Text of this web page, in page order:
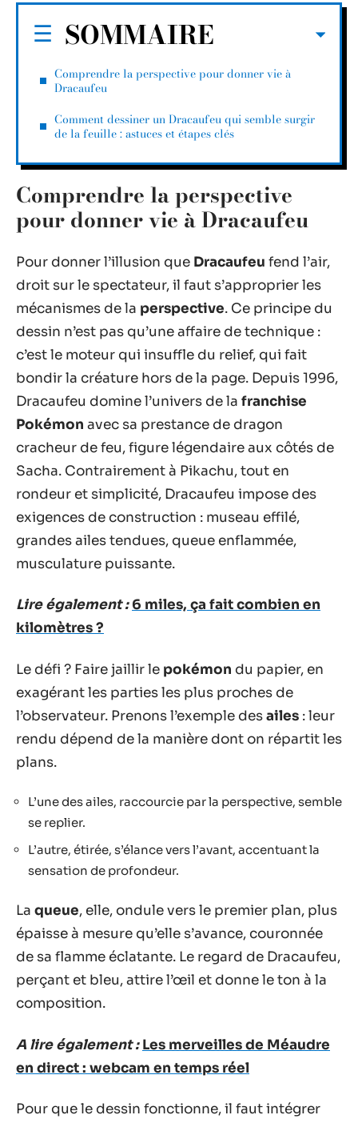
SOMMAIRE
Comprendre la perspective pour donner vie à
Dracaufeu
Comment dessiner un Dracaufeu qui semble surgir
de la feuille : astuces et étapes clés
Comprendre la perspective
pour donner vie à Dracaufeu
Pour donner l’illusion que Dracaufeu fend l’air,
droit sur le spectateur, il faut s’approprier les
mécanismes de la perspective. Ce principe du
dessin n’est pas qu’une affaire de technique :
c’est le moteur qui insuffle du relief, qui fait
bondir la créature hors de la page. Depuis 1996,
Dracaufeu domine l’univers de la franchise
Pokémon avec sa prestance de dragon
cracheur de feu, figure légendaire aux côtés de
Sacha. Contrairement à Pikachu, tout en
rondeur et simplicité, Dracaufeu impose des
exigences de construction : museau effilé,
grandes ailes tendues, queue enflammée,
musculature puissante.
Lire également : 6 miles, ça fait combien en
kilomètres ?
Le défi ? Faire jaillir le pokémon du papier, en
exagérant les parties les plus proches de
l’observateur. Prenons l’exemple desailes : leur
rendu dépend de la manière dont on répartit les
plans.
L’une des ailes, raccourcie par la perspective, semble
se replier.
L’autre, étirée, s’élance vers l’avant, accentuant la
sensation de profondeur.
La queue, elle, ondule vers le premier plan, plus
épaisse à mesure qu’elle s’avance, couronnée
de sa flamme éclatante. Le regard de Dracaufeu,
perçant et bleu, attire l’œil et donne le ton à la
composition.
A lire également : Les merveilles de Méaudre
en direct : webcam en temps réel
Pour que le dessin fonctionne, il faut intégrer